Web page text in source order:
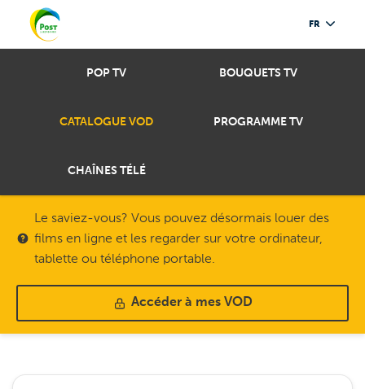
FR
POP TV BOUQUETS TV
CATALOGUE VOD PROGRAMME TV
CHAÎNES TÉLÉ
Le saviez-vous? Vous pouvez désormais louer des
films en ligne et les regarder sur votre ordinateur,
tablette ou téléphone portable.
Accéder à mes VOD